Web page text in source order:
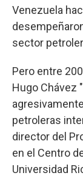
Venezuela
sector
Pero entre
Hugo Chávez
petroleras
director del
en el Centro
Universidad